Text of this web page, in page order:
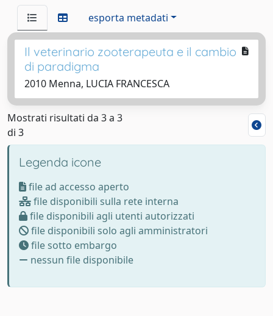
esporta metadati
Il veterinario zooterapeuta e il cambio
di paradigma
2010 Menna, LUCIA FRANCESCA
Mostrati risultati da 3 a 3
di 3
Legenda icone
file ad accesso aperto
file disponibili sulla rete interna
file disponibili agli utenti autorizzati
file disponibili solo agli amministratori
file sotto embargo
nessun file disponibile